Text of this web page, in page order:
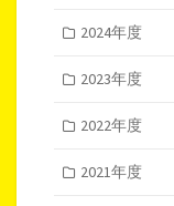
2024年度
2023年度
2022年度
2021年度